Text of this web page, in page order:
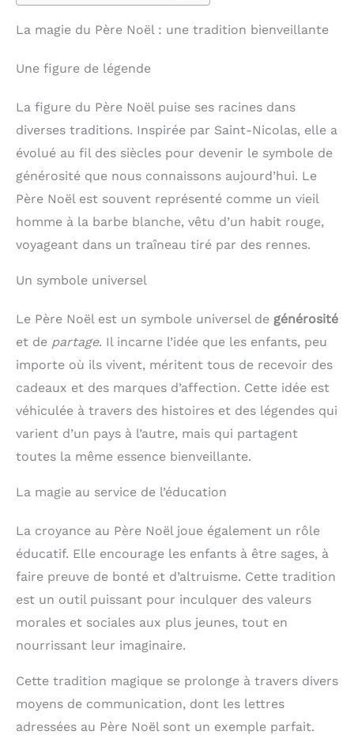
La magie du Père Noël : une tradition bienveillante
Une figure de légende
La figure du Père Noël puise ses racines dans
diverses traditions. Inspirée par Saint-Nicolas, elle a
évolué au fil des siècles pour devenir le symbole de
générosité que nous connaissons aujourd’hui. Le
Père Noël est souvent représenté comme un vieil
homme à la barbe blanche, vêtu d’un habit rouge,
voyageant dans un traîneau tiré par des rennes.
Un symbole universel
Le Père Noël est un symbole universel de générosité
et de partage. Il incarne l’idée que les enfants, peu
importe où ils vivent, méritent tous de recevoir des
cadeaux et des marques d’affection. Cette idée est
véhiculée à travers des histoires et des légendes qui
varient d’un pays à l’autre, mais qui partagent
toutes la même essence bienveillante.
La magie au service de l’éducation
La croyance au Père Noël joue également un rôle
éducatif. Elle encourage les enfants à être sages, à
faire preuve de bonté et d’altruisme. Cette tradition
est un outil puissant pour inculquer des valeurs
morales et sociales aux plus jeunes, tout en
nourrissant leur imaginaire.
Cette tradition magique se prolonge à travers divers
moyens de communication, dont les lettres
adressées au Père Noël sont un exemple parfait.